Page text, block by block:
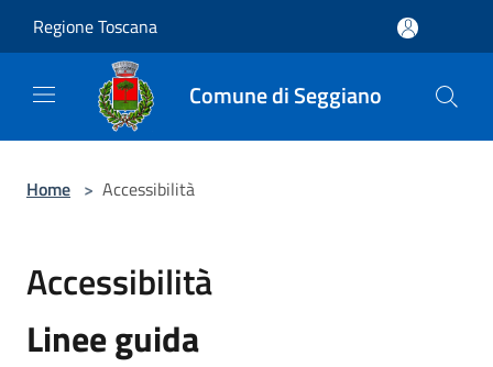
Regione Toscana
Comune di Seggiano
Home > Accessibilità
Accessibilità
Linee guida